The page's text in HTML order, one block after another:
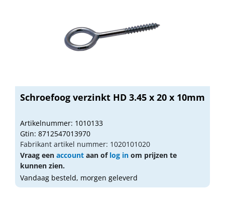
Schroefoog verzinkt HD 3.45 x 20 x 10mm
Artikelnummer: 1010133
Gtin: 8712547013970
Fabrikant artikel nummer: 1020101020
Vraag een account aan of log in om prijzen te
kunnen zien.
Vandaag besteld, morgen geleverd